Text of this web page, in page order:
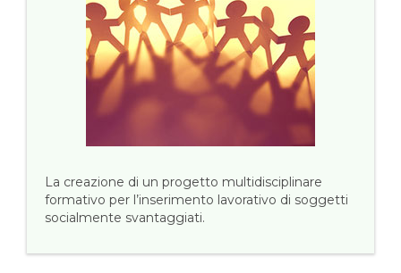
La creazione di un progetto multidisciplinare
formativo per l’inserimento lavorativo di soggetti
socialmente svantaggiati.